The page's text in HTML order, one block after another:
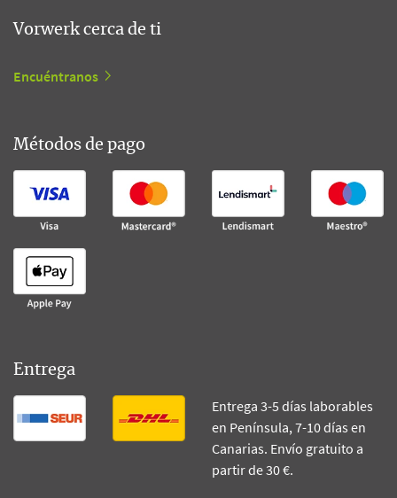
Vorwerk cerca de ti
Encuéntranos
Métodos de pago
Entrega
Entrega 3-5 días laborables
en Península, 7-10 días en
Canarias. Envío gratuito a
partir de 30 €.